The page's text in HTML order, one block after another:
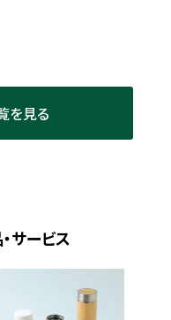
を見る
サービス